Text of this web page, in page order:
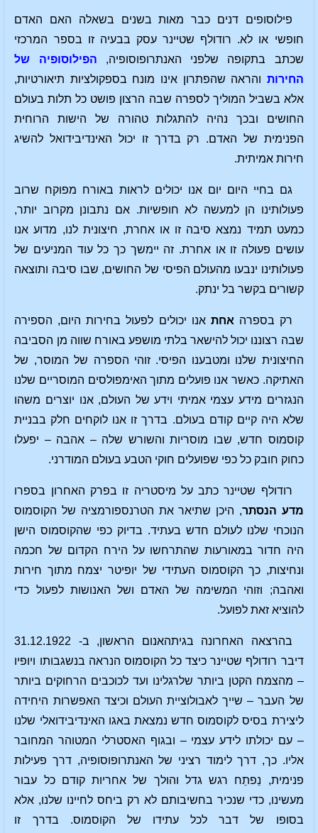
פילוסופים דנים כבר מאות בשנים בשאלה האם האדם
חופשי או לא. רודולף שטיינר עסק בבעיה זו בספר המרכזי
שכתב בתקופה שלפני האנתרופוסופיה, הפילוסופיה של
החירות והראה שהפתרון אינו מונח בספקולציות תיאורטיות,
אלא בשביל המוליך לספרה שבה הרצון פושט כל תלות בעולם
החושים ובכך נהיה להתגלות טהורה של הישות הרוחית
הפנימית של האדם. רק בדרך זו יכול האינדיבידואל להשיג
חירות אמיתית.
גם בחיי היום יום אנו יכולים לראות באורח מפוקח שרוב
פעולותינו הן למעשה לא חופשיות. אם נתבונן מקרוב יותר,
כמעט תמיד נמצא סיבה זו או אחרת, חיצונית לנו, מדוע אנו
עושים פעולה זו או אחרת. זה יימשך כך כל עוד המניעים של
פעולותינו ינבעו מהעולם הפיסי של החושים, שבו סיבה ותוצאה
קשורים בקשר בל ינתק.
רק בספרה אחת אנו יכולים לפעול בחירות היום, הספירה
שבה רצוננו יכול להישאר בלתי מושפע באורח שווה מן הסביבה
החיצונית שלנו ומטבענו הפיסי. זוהי הספרה של המוסר, של
האתיקה. כאשר אנו פועלים מתוך האימפולסים המוסריים שלנו
הנגזרים מידע עצמי אמיתי וידע של העולם, אנו יוצרים משהו
שלא היה קיים קודם בעולם. בדרך זו אנו לוקחים חלק בבניית
קוסמוס חדש, שבו מוסריות והשורש שלה – אהבה – יפעלו
כחוק חובק כל כפי שפועלים חוקי הטבע בעולם המודרני.
רודולף שטיינר כתב על מיסטריה זו בפרק האחרון בספרו
מדע הנסתר, היכן שתיאר את הטרנספורמציה של הקוסמוס
הנוכחי שלנו לעולם חדש בעתיד. בדיוק כפי שהקוסמוס הישן
היה חדור במאורעות שהתרחשו על הירח הקדום של חכמה
ונחיצות, כך הקוסמוס העתידי של יופיטר יצמח מתוך חירות
ואהבה; וזוהי המשימה של האדם ושל האנושות לפעול כדי
להוציא זאת לפועל.
בהרצאה האחרונה בגיתהאנום הראשון, ב- 31.12.1922
דיבר רודולף שטיינר כיצד כל הקוסמוס הנראה בנשגבותו ויופיו
– מהצמח הקטן ביותר שלרגלינו ועד לכוכבים הרחוקים ביותר
של העבר – שייך לאבולוציית העולם וכיצד האפשרות היחידה
ליצירת בסיס לקוסמוס חדש נמצאת באגו האינדיבידואלי שלנו
– עם יכולתו לידע עצמי – ובגוף האסטרלי המטוהר המחובר
אליו. כך, דרך לימוד רציני של האנתרופוסופיה, דרך פעילות
פנימית, נֵפתֵח רגש גדל והולך של אחריות קודם כל עבור
מעשינו, כדי שנכיר בחשיבותם לא רק ביחס לחיינו שלנו, אלא
בסופו של דבר לכל עתידו של הקוסמוס. בדרך זו